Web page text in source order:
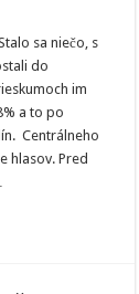
sa niečo, s
do
im
a to po
Centrálneho
hlasov. Pred